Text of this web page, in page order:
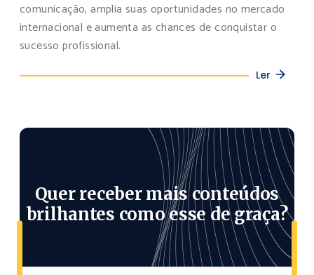
comunicação, amplia suas oportunidades no mercado
internacional e aumenta as chances de conquistar o
sucesso profissional.
Ler
Quer receber mais conteúdos
brilhantes como esse de graça?